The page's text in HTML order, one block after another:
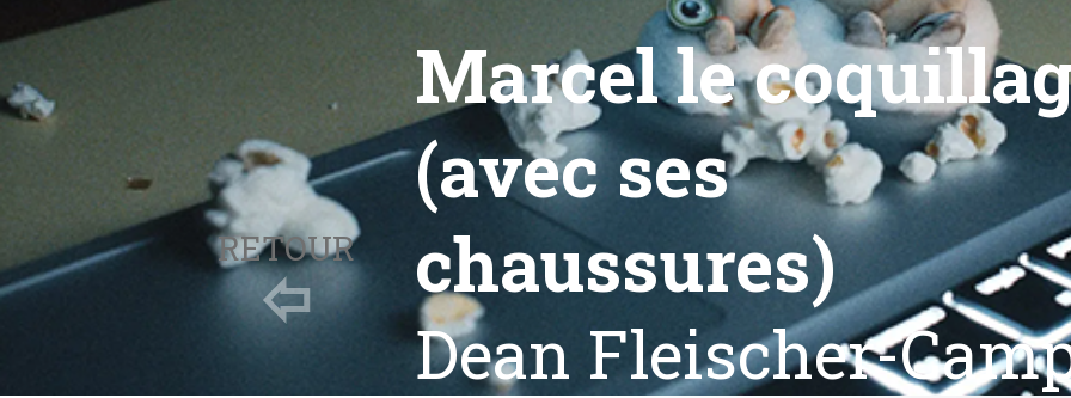
Marcel le
(avec ses
chaussures)
Dean Fleischer-
RETOUR